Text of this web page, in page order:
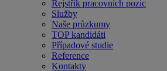
Rejstřík pracovních pozic
Služby
Naše průzkumy
TOP kandidáti
Případové studie
Reference
Kontakty